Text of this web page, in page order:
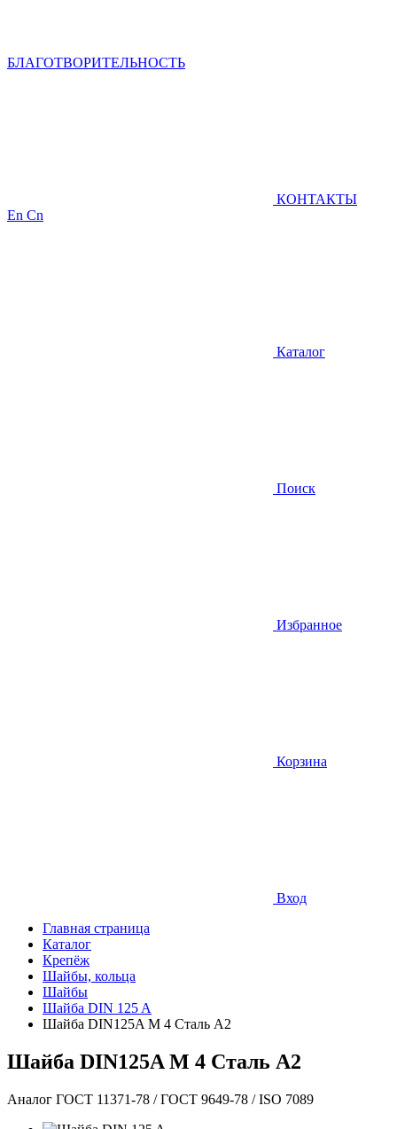
БЛАГОТВОРИТЕЛЬНОСТЬ
КОНТАКТЫ
En Cn
Каталог
Поиск
Избранное
Корзина
Вход
Главная страница
Каталог
Крепёж
Шайбы, кольца
Шайбы
Шайба DIN 125 A
Шайба DIN125A М 4 Сталь A2
Шайба DIN125A М 4 Сталь A2
Аналог ГОСТ 11371-78 / ГОСТ 9649-78 / ISO 7089